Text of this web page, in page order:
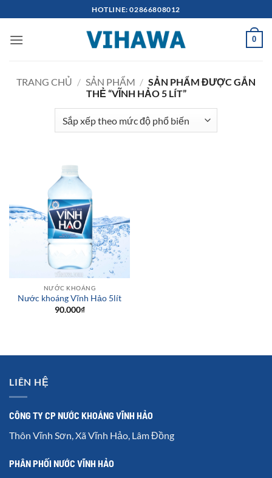
qua
nội
HOTLINE: 02866808012
0
TRANG CHỦ / SẢN PHẨM / SẢN PHẨM ĐƯỢC GẮN
THẺ “VĨNH HẢO 5 LÍT”
NƯỚC KHOÁNG
Nước khoáng Vĩnh Hảo 5lít
90.000₫
LIÊN HỆ
CÔNG TY CP NƯỚC KHOÁNG VĨNH HẢO
Thôn Vĩnh Sơn, Xã Vĩnh Hảo, Lâm Đồng
PHÂN PHỐI NƯỚC VĨNH HẢO